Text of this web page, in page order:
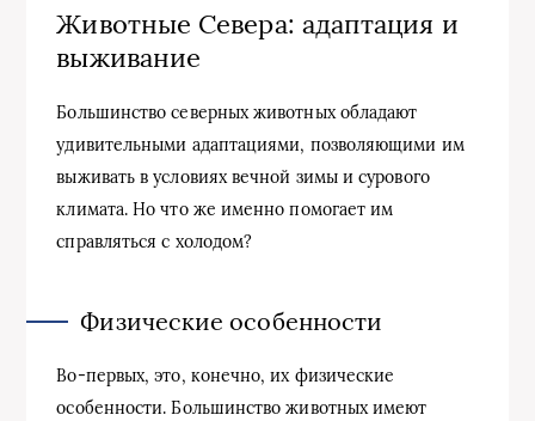
Животные Севера: адаптация и
выживание
Большинство северных животных обладают
удивительными адаптациями, позволяющими им
выживать в условиях вечной зимы и сурового
климата. Но что же именно помогает им
справляться с холодом?
Физические особенности
Во-первых, это, конечно, их физические
особенности. Большинство животных имеют